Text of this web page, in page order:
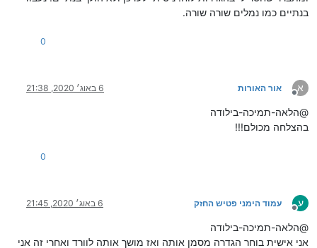
בנתיים כמו נמלים שורה שורה.
0
א
מנותק
אור האורות 6 באוג׳ 2020, 21:38
@הלאה-תמיכה-בילודה
בהצלחה מכולם!!!
0
ע
מנותק
עמוד הימני פטיש החזק 6 באוג׳ 2020, 21:45
@הלאה-תמיכה-בילודה
אני אישית בוחר הגדרה מסמן אותה ואז מושך אותה לוורד ואחרי זה אני